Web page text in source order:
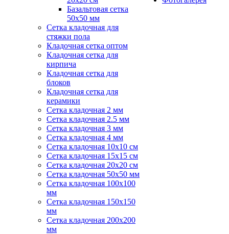
Базальтовая сетка
50x50 мм
Сетка кладочная для
стяжки пола
Кладочная сетка оптом
Кладочная сетка для
кирпича
Кладочная сетка для
блоков
Кладочная сетка для
керамики
Сетка кладочная 2 мм
Сетка кладочная 2.5 мм
Сетка кладочная 3 мм
Сетка кладочная 4 мм
Сетка кладочная 10x10 см
Сетка кладочная 15x15 см
Сетка кладочная 20x20 см
Сетка кладочная 50x50 мм
Сетка кладочная 100x100
мм
Сетка кладочная 150x150
мм
Сетка кладочная 200x200
мм